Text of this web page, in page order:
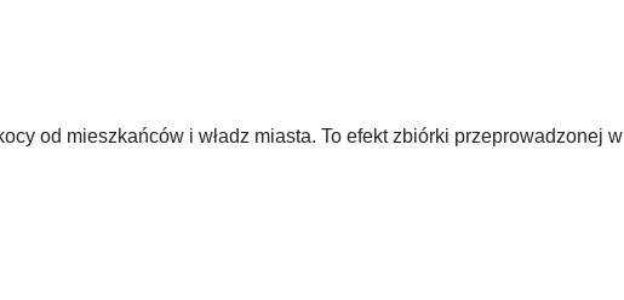
od mieszkańców i władz miasta. To efekt zbiórki przeprowadzonej w